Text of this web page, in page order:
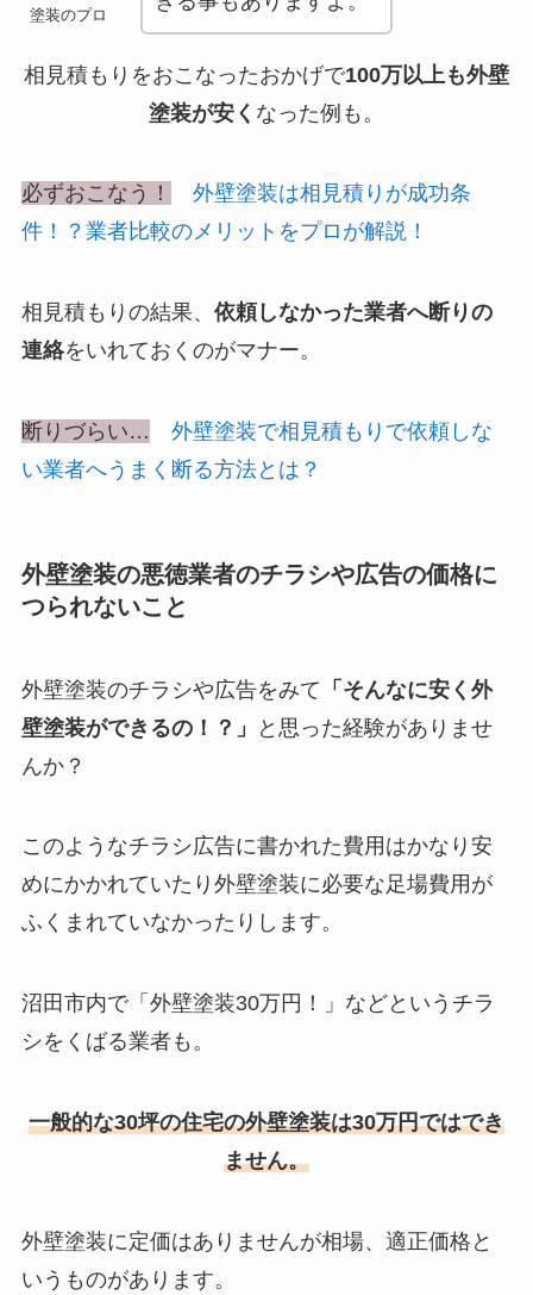
塗装のプロ
相見積もりをおこなったおかげで100万以上も外壁
塗装が安く なった例も。
必ずおこなう！
外壁塗装は相見積りが成功条
件！？業者比較のメリットをプロが解説！
相見積もりの結果、 依頼しなかった業者へ断りの
連絡をいれておくのがマナー。
断りづらい…
外壁塗装で相見積もりで依頼しな
い業者へうまく断る方法とは？
外壁塗装の悪徳業者のチラシや広告の価格に
つられないこと
外壁塗装のチラシや広告をみて 「そんなに安く外
壁塗装ができるの！？」
と思った経験がありませ
んか？
このようなチラシ広告に書かれた費用はかなり安
めにかかれていたり外壁塗装に必要な足場費用が
ふくまれていなかったりします。
沼田市内で「外壁塗装30万円！」などというチラ
シをくばる業者も。
一般的な30坪の住宅の外壁塗装は30万円ではでき
ません。
外壁塗装に定価はありませんが相場、適正価格と
いうものがあります。